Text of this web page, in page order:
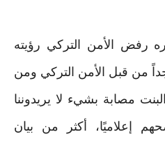
رفض الأمن التركي رؤيته
من قبل الأمن التركي ومن
مصابة بشيء لا يريدوننا
إعلاميًا، أكثر من بيان